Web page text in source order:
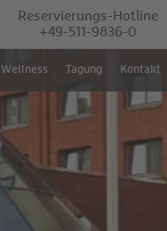
Reservierungs-Hotline
+49-511-9836-0
Wellness Tagung Kontakt